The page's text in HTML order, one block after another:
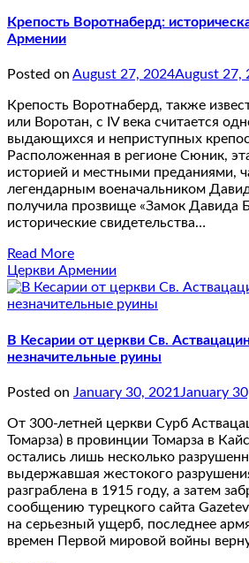
Крепость Воротнаберд:
Армении
Posted on August 27, 2024August 27,
Крепость Воротнаберд, также
или Воротан, с IV века считается
выдающихся и неприступных
Расположенная в регионе Сюник,
историей и местными преданиями,
легендарным военачальником
получила прозвище «Замок Давида
исторические свидетельства…
Read More
Церкви Армении
В Кесарии от церкви Св.
незначительные руины
Posted on January 30, 2021 January
От 300-летней церкви Сурб
Томарза) в провинции Томарза в
остались лишь несколько
выдержавшая жестокого
разграблена в 1915 году, а затем
сообщению турецкого сайта
на серьезный ущерб, последнее
времен Первой мировой войны